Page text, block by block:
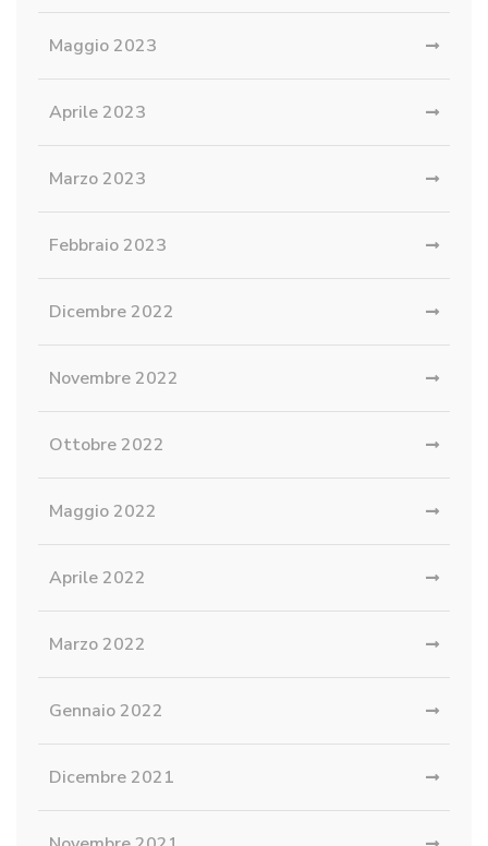
Maggio 2023
Aprile 2023
Marzo 2023
Febbraio 2023
Dicembre 2022
Novembre 2022
Ottobre 2022
Maggio 2022
Aprile 2022
Marzo 2022
Gennaio 2022
Dicembre 2021